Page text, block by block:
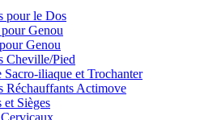
pour le Dos
Genou
Genou
Cheville/Pied
Sacro-iliaque et Trochanter
Réchauffants Actimove
et Sièges